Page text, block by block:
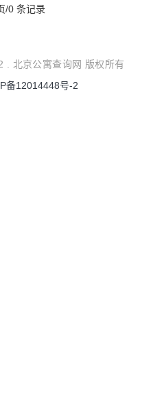
/0 条记录
北京公寓查询网 版权所有
备12014448号-2